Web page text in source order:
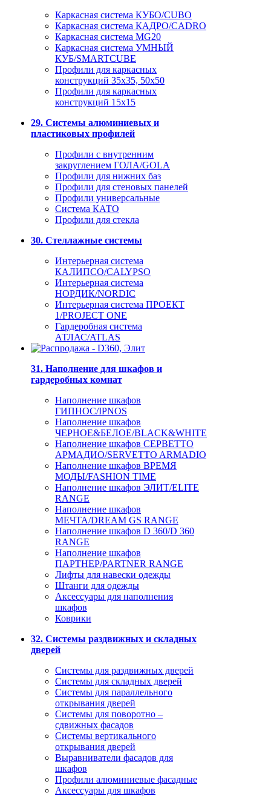
Каркасная система КУБО/CUBO
Каркасная система КАДРО/CADRO
Каркасная система MG20
Каркасная система УМНЫЙ
КУБ/SMARTCUBE
Профили для каркасных
конструкций 35x35, 50x50
Профили для каркасных
конструкций 15х15
29. Системы алюминиевых и
пластиковых профилей
Профили с внутренним
закруглением ГОЛА/GOLA
Профили для нижних баз
Профили для стеновых панелей
Профили универсальные
Система КАТО
Профили для стекла
30. Стеллажные системы
Интерьерная система
КАЛИПСО/CALYPSO
Интерьерная система
НОРДИК/NORDIC
Интерьерная система ПРОЕКТ
1/PROJECT ONE
Гардеробная система
АТЛАС/ATLAS
31. Наполнение для шкафов и
гардеробных комнат
Наполнение шкафов
ГИПНОС/IPNOS
Наполнение шкафов
ЧЕРНОЕ&БЕЛОЕ/BLACK&WHITE
Наполнение шкафов СЕРВЕТТО
АРМАДИО/SERVETTO ARMADIO
Наполнение шкафов ВРЕМЯ
МОДЫ/FASHION TIME
Наполнение шкафов ЭЛИТ/ELITE
RANGE
Наполнение шкафов
МЕЧТА/DREAM GS RANGE
Наполнение шкафов D 360/D 360
RANGE
Наполнение шкафов
ПАРТНЕР/PARTNER RANGE
Лифты для навески одежды
Штанги для одежды
Аксессуары для наполнения
шкафов
Коврики
32. Системы раздвижных и складных
дверей
Системы для раздвижных дверей
Системы для складных дверей
Системы для параллельного
открывания дверей
Системы для поворотно –
сдвижных фасадов
Системы вертикального
открывания дверей
Выравниватели фасадов для
шкафов
Профили алюминиевые фасадные
Аксессуары для шкафов